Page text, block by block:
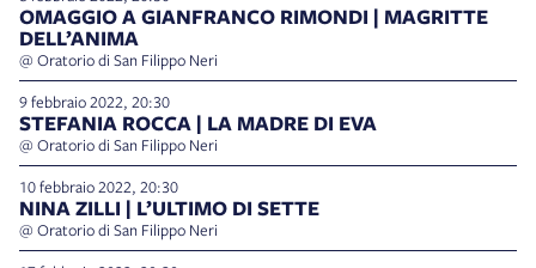
OMAGGIO A GIANFRANCO RIMONDI | MAGRITTE
DELL’ANIMA
@ Oratorio di San Filippo Neri
9 febbraio 2022, 20:30
STEFANIA ROCCA | LA MADRE DI EVA
@ Oratorio di San Filippo Neri
10 febbraio 2022, 20:30
NINA ZILLI | L’ULTIMO DI SETTE
@ Oratorio di San Filippo Neri